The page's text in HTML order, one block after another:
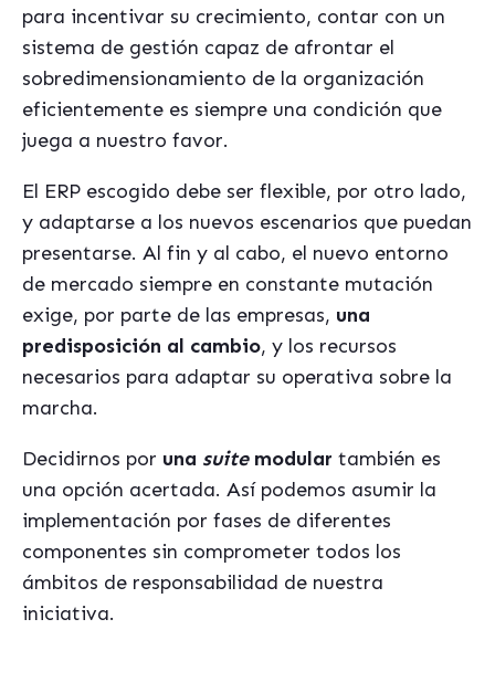
para incentivar su crecimiento, contar con un
sistema de gestión capaz de afrontar el
sobredimensionamiento de la organización
eficientemente es siempre una condición que
juega a nuestro favor.
El ERP escogido debe ser flexible, por otro lado,
y adaptarse a los nuevos escenarios que puedan
presentarse. Al fin y al cabo, el nuevo entorno
de mercado siempre en constante mutación
exige, por parte de las empresas, una
predisposición al cambio, y los recursos
necesarios para adaptar su operativa sobre la
marcha.
Decidirnos por una suite modular también es
una opción acertada. Así podemos asumir la
implementación por fases de diferentes
componentes sin comprometer todos los
ámbitos de responsabilidad de nuestra
iniciativa.